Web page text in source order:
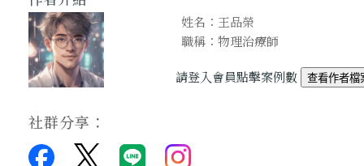
社群分享：
姓名：王品榮
職稱：物理治療師
請登入會員點擊案例數 查看作者檔